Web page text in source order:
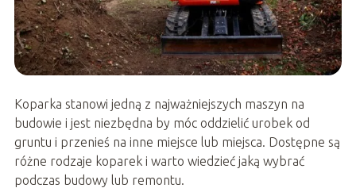
Koparka stanowi jedną z najważniejszych maszyn na
budowie i jest niezbędna by móc oddzielić urobek od
gruntu i przenieś na inne miejsce lub miejsca. Dostępne są
różne rodzaje koparek i warto wiedzieć jaką wybrać
podczas budowy lub remontu.